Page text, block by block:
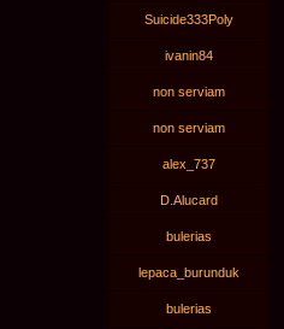
Suicide333Poly
ivanin84
non serviam
non serviam
alex_737
D.Alucard
bulerias
lepaca_burunduk
bulerias